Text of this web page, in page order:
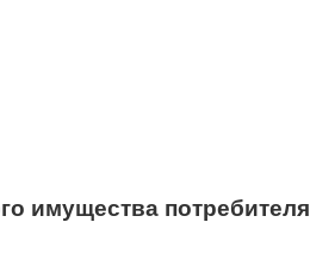
имущества потребителя